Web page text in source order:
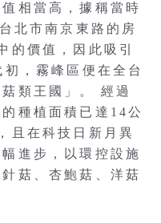
相當高，據稱當時
北市南京東路的房
的價值，因此吸引
，霧峰區便在全台
類王國」。 經過
種植面積已達14公
且在科技日新月異
進步，以環控設施
菇、杏鮑菇、洋菇